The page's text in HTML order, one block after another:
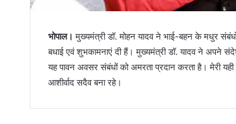
भोपाल। मुख्यमंत्री डॉ. मोहन यादव ने भाई-बहन के मधुर संबंधों
बधाई एवं शुभकामनाएं दी हैं। मुख्यमंत्री डॉ. यादव ने अपने
यह पावन अवसर संबंधों को अमरता प्रदान करता है। मेरी
आशीर्वाद सदैव बना रहे।